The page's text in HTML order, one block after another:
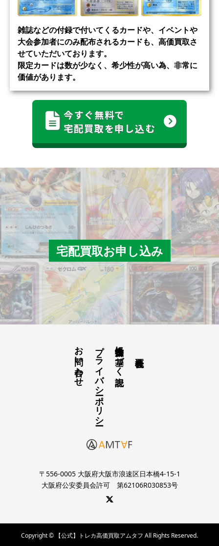
雑誌などの付録で付いてくるカードや、イベントや
大会参加者にのみ配布されるカードも、高価買取さ
せていただいております。
限定カードは数が少なく、希少性が高い為、非常に
価値があります。
今すぐ無料で
宅配買取を申し込む
宅配買取お申し込み
古物営業法に基づく表記
プライバシーポリシー
お問い合わせ
〒556-0005 大阪府大阪市浪速区日本橋4-15-1
大阪府公安委員会許可 第62106R030853号
Copyright © 【公式】トレカ高価買取アムタフ All Rights Reserved.